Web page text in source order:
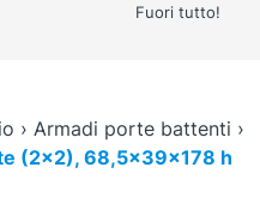
Fuori tutto!
› Armadi porte battenti ›
(2×2), 68,5x39x178 h